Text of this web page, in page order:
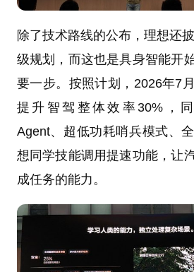
除了技术路线的公布，理想还
级规划，而这也是具身智能开
要一步。按照计划，2026年7
提升智驾整体效率30%，
Agent、超低功耗哨兵模式、
想同学技能调用提速功能，让
成任务的能力。